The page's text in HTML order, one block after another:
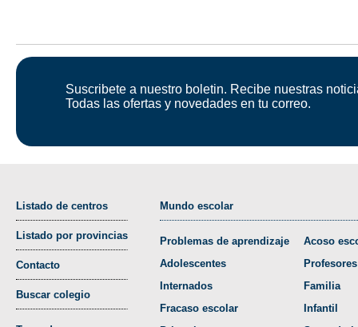
Suscribete a nuestro boletin. Recibe nuestras
Todas las ofertas y novedades en tu correo.
Listado de centros
Listado por provincias
Contacto
Buscar colegio
Mundo escolar
Problemas de aprendizaje
Adolescentes
Internados
Fracaso escolar
Acoso
Profesores
Familia
Infantil